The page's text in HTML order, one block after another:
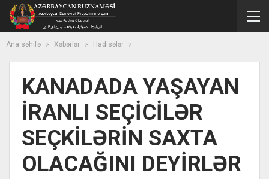
Ana səhifə Xəbərlər Hadisələr
KANADADA YAŞAYAN
İRANLI SEÇİCİLƏR
SEÇKİLƏRİN SAXTA
OLACAĞINI DEYİRLƏR